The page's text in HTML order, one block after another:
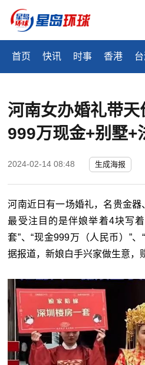
首页 快讯 时事 香港
河南女办婚礼带
999万现金+别墅+
2024-02-14 08:48 生成海报
河南近日有一场婚礼，名贵金器
最受注目的是伴娘举着4块写
套”、“现金999万（人民币）”、
据报道，新娘白手兴家做生意，